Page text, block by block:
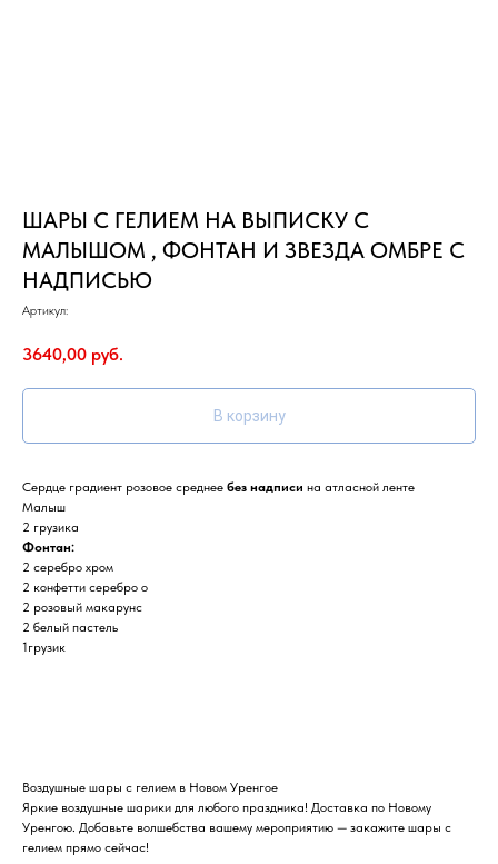
ШАРЫ С ГЕЛИЕМ НА ВЫПИСКУ С
МАЛЫШОМ , ФОНТАН И ЗВЕЗДА ОМБРЕ С
НАДПИСЬЮ
Артикул:
3640,00 руб.
В корзину
Сердце градиент розовое среднее без надписи на атласной ленте
Малыш
2 грузика
Фонтан:
2 серебро хром
2 конфетти серебро о
2 розовый макарунс
2 белый пастель
1грузик
Воздушные шары с гелием в Новом Уренгое
Яркие воздушные шарики для любого праздника! Доставка по Новому
Уренгою. Добавьте волшебства вашему мероприятию — закажите шары с
гелием прямо сейчас!